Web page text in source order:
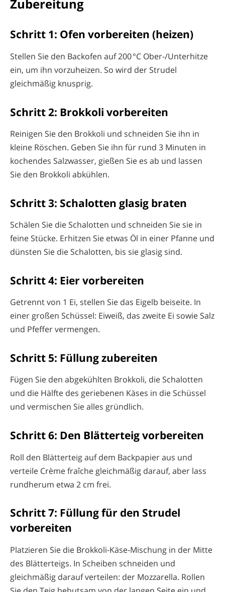
Zubereitung
Schritt 1: Ofen vorbereiten (heizen)
Stellen Sie den Backofen auf 200 °C Ober-/Unterhitze
ein, um ihn vorzuheizen. So wird der Strudel
gleichmäßig knusprig.
Schritt 2: Brokkoli vorbereiten
Reinigen Sie den Brokkoli und schneiden Sie ihn in
kleine Röschen. Geben Sie ihn für rund 3 Minuten in
kochendes Salzwasser, gießen Sie es ab und lassen
Sie den Brokkoli abkühlen.
Schritt 3: Schalotten glasig braten
Schälen Sie die Schalotten und schneiden Sie sie in
feine Stücke. Erhitzen Sie etwas Öl in einer Pfanne und
dünsten Sie die Schalotten, bis sie glasig sind.
Schritt 4: Eier vorbereiten
Getrennt von 1 Ei, stellen Sie das Eigelb beiseite. In
einer großen Schüssel: Eiweiß, das zweite Ei sowie Salz
und Pfeffer vermengen.
Schritt 5: Füllung zubereiten
Fügen Sie den abgekühlten Brokkoli, die Schalotten
und die Hälfte des geriebenen Käses in die Schüssel
und vermischen Sie alles gründlich.
Schritt 6: Den Blätterteig vorbereiten
Roll den Blätterteig auf dem Backpapier aus und
verteile Crème fraîche gleichmäßig darauf, aber lass
rundherum etwa 2 cm frei.
Schritt 7: Füllung für den Strudel
vorbereiten
Platzieren Sie die Brokkoli-Käse-Mischung in der Mitte
des Blätterteigs. In Scheiben schneiden und
gleichmäßig darauf verteilen: der Mozzarella. Rollen